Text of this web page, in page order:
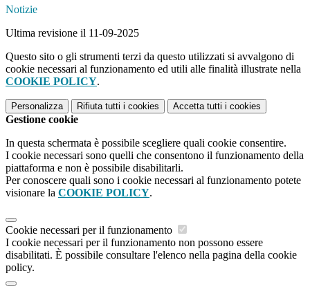
Notizie
Ultima revisione il 11-09-2025
Questo sito o gli strumenti terzi da questo utilizzati si avvalgono di
cookie necessari al funzionamento ed utili alle finalità illustrate nella
COOKIE POLICY.
Personalizza Rifiuta tutti i cookies Accetta tutti i cookies
Gestione cookie
In questa schermata è possibile scegliere quali cookie consentire.
I cookie necessari sono quelli che consentono il funzionamento della
piattaforma e non è possibile disabilitarli.
Per conoscere quali sono i cookie necessari al funzionamento potete
visionare la COOKIE POLICY.
Cookie necessari per il funzionamento
I cookie necessari per il funzionamento non possono essere
disabilitati. È possibile consultare l'elenco nella pagina della cookie
policy.